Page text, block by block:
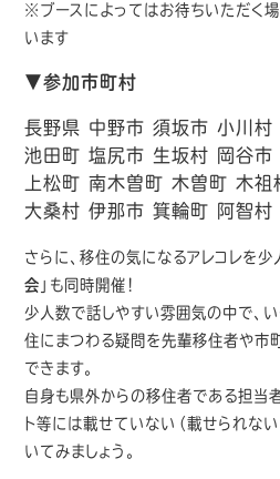
※ブースによってはお待ちいただく
います
▼参加市町村
長野県 中野市 須坂市 小川村
池田町 塩尻市 生坂村 岡谷市
上松町 南木曽町 木曽町 木祖
大桑村 伊那市 箕輪町 阿智村
さらに、移住の気になるアレコレを少
会 」も同時開催！
少人数で話しやすい雰囲気の中で、
住にまつわる疑問を先輩移住者や市
できます。
自身も県外からの移住者である担当
ト等には載せていない（載せられない
いてみましょう。